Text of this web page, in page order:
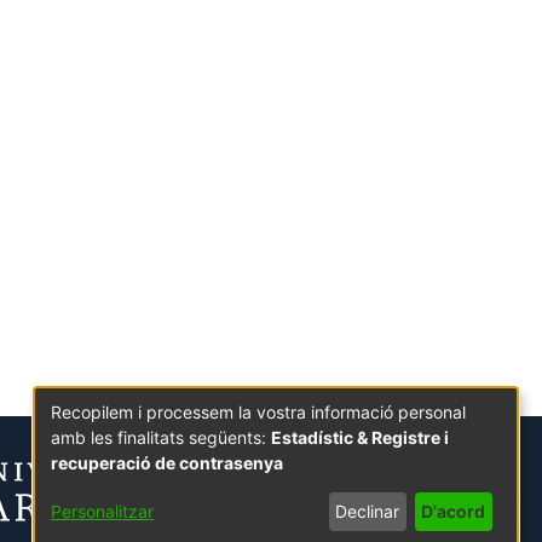
Recopilem i processem la vostra informació personal
amb les finalitats següents: Estadístic & Registre i
recuperació de contrasenya
Personalitzar Declinar D'acord